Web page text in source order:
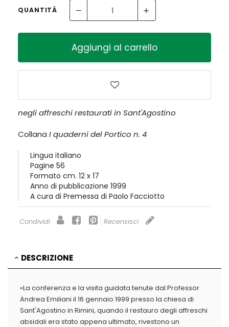
QUANTITÀ
Aggiungi al carrello
negli affreschi restaurati in Sant'Agostino
Collana I quaderni del Portico n. 4
Lingua italiano
Pagine 56
Formato cm. 12 x 17
Anno di pubblicazione 1999
A cura di Premessa di Paolo Facciotto
Condividi Recensisci
DESCRIZIONE
«La conferenza e la visita guidata tenute dal Professor
Andrea Emiliani il 16 gennaio 1999 presso la chiesa di
Sant'Agostino in Rimini, quando il restauro degli affreschi
absidali era stato appena ultimato, rivestono un